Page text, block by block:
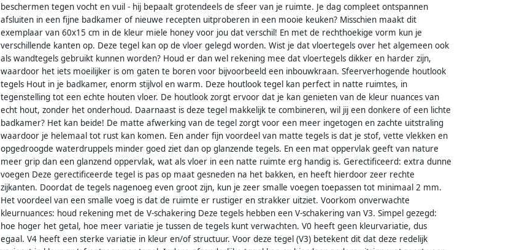
beschermen tegen vocht en vuil - hij bepaalt grotendeels de sfeer van je ruimte. Je dag compleet ontspannen
afsluiten in een fijne badkamer of nieuwe recepten uitproberen in een mooie keuken? Misschien maakt dit
exemplaar van 60x15 cm in de kleur miele honey voor jou dat verschil! En met de rechthoekige vorm kun je
verschillende kanten op. Deze tegel kan op de vloer gelegd worden. Wist je dat vloertegels over het algemeen ook
als wandtegels gebruikt kunnen worden? Houd er dan wel rekening mee dat vloertegels dikker en harder zijn,
waardoor het iets moeilijker is om gaten te boren voor bijvoorbeeld een inbouwkraan. Sfeerverhogende houtlook
tegels Hout in je badkamer, enorm stijlvol en warm. Deze houtlook tegel kan perfect in natte ruimtes, in
tegenstelling tot een echte houten vloer. De houtlook zorgt ervoor dat je kan genieten van de kleur nuances van
echt hout, zonder het onderhoud. Daarnaast is deze tegel makkelijk te combineren, wil jij een donkere of een lichte
badkamer? Het kan beide! De matte afwerking van de tegel zorgt voor een meer ingetogen en zachte uitstraling
waardoor je helemaal tot rust kan komen. Een ander fijn voordeel van matte tegels is dat je stof, vette vlekken en
opgedroogde waterdruppels minder goed ziet dan op glanzende tegels. En een mat oppervlak geeft van nature
meer grip dan een glanzend oppervlak, wat als vloer in een natte ruimte erg handig is. Gerectificeerd: extra dunne
voegen Deze gerectificeerde tegel is pas op maat gesneden na het bakken, en heeft hierdoor zeer rechte
zijkanten. Doordat de tegels nagenoeg even groot zijn, kun je zeer smalle voegen toepassen tot minimaal 2 mm.
Het voordeel van een smalle voeg is dat de ruimte er rustiger en strakker uitziet. Voorkom onverwachte
kleurnuances: houd rekening met de V-schakering Deze tegels hebben een V-schakering van V3. Simpel gezegd:
hoe hoger het getal, hoe meer variatie je tussen de tegels kunt verwachten. V0 heeft geen kleurvariatie, dus
egaal. V4 heeft een sterke variatie in kleur en/of structuur. Voor deze tegel (V3) betekent dit dat deze redelijk